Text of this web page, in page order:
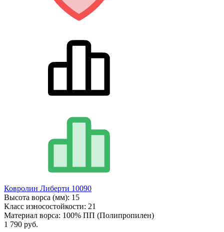
Ковролин Либерти 10090
Высота ворса (мм): 15
Класс износостойкости: 21
Материал ворса: 100% ПП (Полипропилен)
1 790 руб.